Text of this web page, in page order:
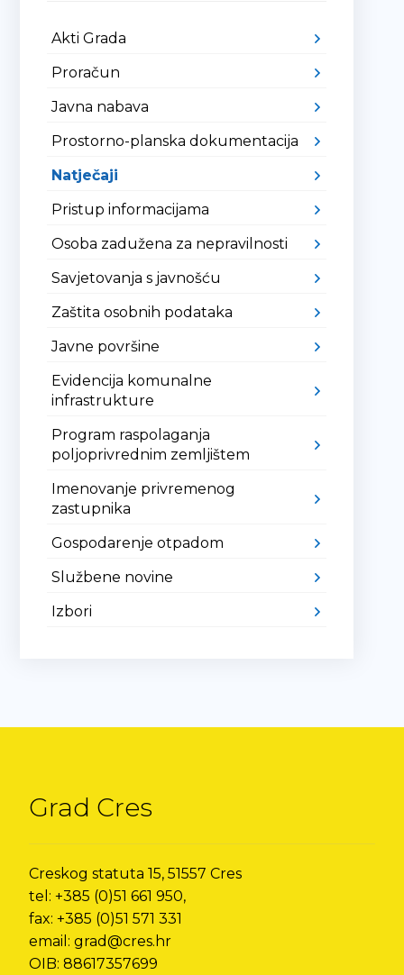
Akti Grada
Proračun
Javna nabava
Prostorno-planska dokumentacija
Natječaji
Pristup informacijama
Osoba zadužena za nepravilnosti
Savjetovanja s javnošću
Zaštita osobnih podataka
Javne površine
Evidencija komunalne
infrastrukture
Program raspolaganja
poljoprivrednim zemljištem
Imenovanje privremenog
zastupnika
Gospodarenje otpadom
Službene novine
Izbori
Grad Cres
Creskog statuta 15, 51557 Cres
tel: +385 (0)51 661 950,
fax: +385 (0)51 571 331
email: grad@cres.hr
OIB: 88617357699